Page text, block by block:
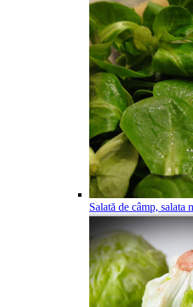
Salată de câmp, salata